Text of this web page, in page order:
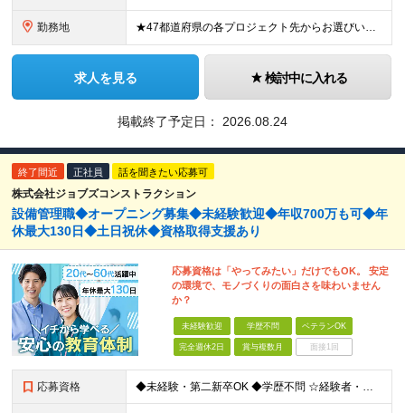
勤務地 ★47都道府県の各プロジェクト先からお選びいただけます！ ★寮・社宅補助／引越費用補助あり ★マイカー通勤OK 配属先は希望を考慮して決定します。 ＜プロジェクト先＞ ★東北・関東・東海・北陸・福
求人を見る 検討中に入れる
掲載終了予定日： 2026.08.24
終了間近 正社員 話を聞きたい応募可
株式会社ジョブズコンストラクション
設備管理職◆オープニング募集◆未経験歓迎◆年収700万も可◆年
休最大130日◆土日祝休◆資格取得支援あり
応募資格は「やってみたい」だけでもOK。 安定
の環境で、モノづくりの面白さを味わいません
か？
未経験歓迎 学歴不問 ベテランOK
完全週休2日 賞与複数月 面接1回
応募資格 ◆未経験・第二新卒OK ◆学歴不問 ☆経験者・下記、資格保有者歓迎します。